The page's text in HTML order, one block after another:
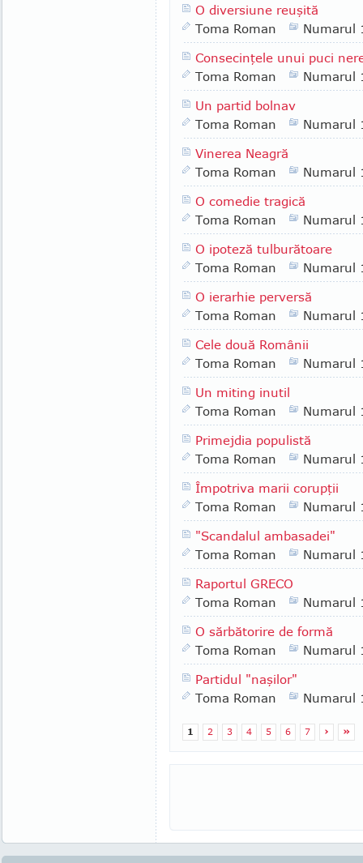
O diversiune reuşită
Toma Roman
Numarul
Consecinţele unui puci
Toma Roman
Numarul
Un partid bolnav
Toma Roman
Numarul
Vinerea Neagră
Toma Roman
Numarul
O comedie tragică
Toma Roman
Numarul
O ipoteză tulburătoare
Toma Roman
Numarul
O ierarhie perversă
Toma Roman
Numarul
Cele două Românii
Toma Roman
Numarul
Un miting inutil
Toma Roman
Numarul
Primejdia populistă
Toma Roman
Numarul
Împotriva marii corupţii
Toma Roman
Numarul
"Scandalul ambasadei"
Toma Roman
Numarul
Raportul GRECO
Toma Roman
Numarul
O sărbătorire de formă
Toma Roman
Numarul
Partidul "naşilor"
Toma Roman
Numarul
1 2 3 4 5 6 7 › »